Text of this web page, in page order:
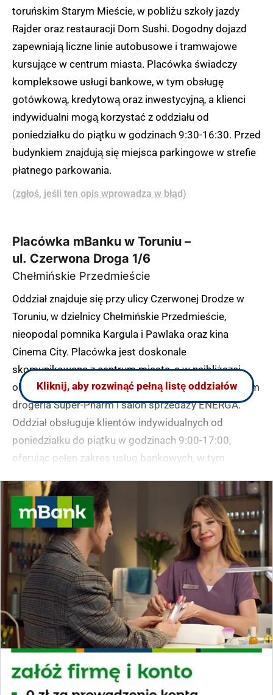
toruńskim Starym Mieście, w pobliżu szkoły jazdy
Rajder oraz restauracji Dom Sushi. Dogodny dojazd
zapewniają liczne linie autobusowe i tramwajowe
kursujące w centrum miasta. Placówka świadczy
kompleksowe usługi bankowe, w tym obsługę
gotówkową, kredytową oraz inwestycyjną, a klienci
indywidualni mogą korzystać z oddziału od
poniedziałku do piątku w godzinach 9:30-16:30. Przed
budynkiem znajdują się miejsca parkingowe w strefie
płatnego parkowania.
(zgłoś, jeśli ten opis wprowadza w błąd)
Placówka mBanku w Toruniu –
ul. Czerwona Droga 1/6
Chełmińskie Przedmieście
Oddział znajduje się przy ulicy Czerwonej Drodze w
Toruniu, w dzielnicy Chełmińskie Przedmieście,
nieopodal pomnika Kargula i Pawlaka oraz kina
Cinema City. Placówka jest doskonale
skomunikowana z centrum miasta, a w najbliższej
okolicy znajduje się wiele punktów usługowych, w tym
drogeria Super-Pharm i salon sprzedaży ENERGA.
Oddział obsługuje klientów indywidualnych od
poniedziałku do piątku w godzinach 9:00-17:00,
oferując pełen zakres usług bankowych, w tym
inwestycyjnych. W okolicy dostępne są liczne miejsca
parkingowe dla klientów oddziału.
(zgłoś, jeśli ten opis wprowadza w błąd)
mKiosk mBanku w Toruniu –
ul. Broniewskiego 90
Bydgoskie Przedmieście
Oddział mieści się w Centrum Handlowym Plaza przy
ulicy Broniewskiego na Bydgoskim Przedmieściu w
Toruniu, w sąsiedztwie znanych sieciówek
odzieżowych Pull&Bear i Massimo Dutti. Placówka
Kliknij, aby rozwinąć pełną listę oddziałów